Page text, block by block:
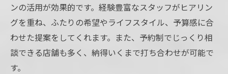
ンの活用が効果的です。経験豊富なスタッフがヒアリン
グを重ね、ふたりの希望やライフスタイル、予算感に合
わせた提案をしてくれます。また、予約制でじっくり相
談できる店舗も多く、納得いくまで打ち合わせが可能で
す。